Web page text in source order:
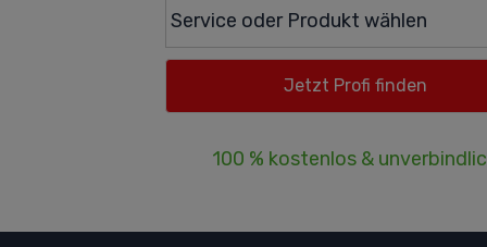
100 % kostenlos &